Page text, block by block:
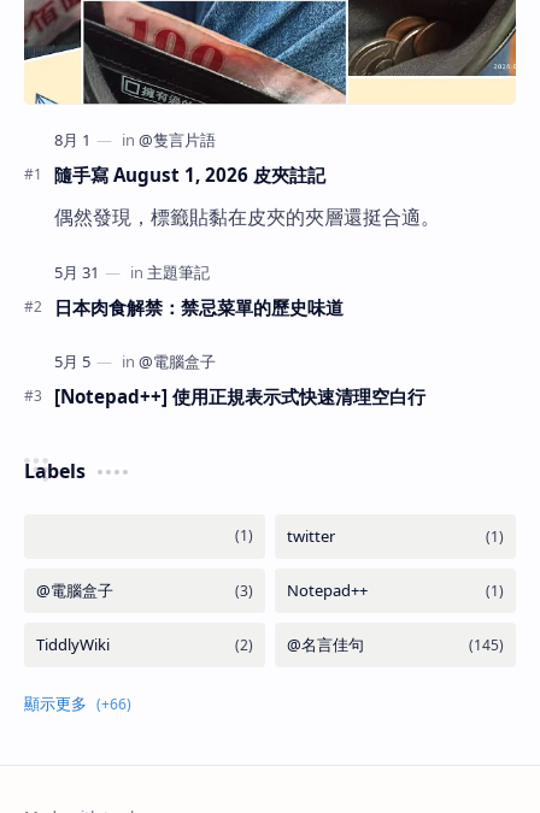
隨手寫 August 1, 2026 皮夾註記
偶然發現，標籤貼黏在皮夾的夾層還挺合適。
日本肉食解禁：禁忌菜單的歷史味道
[Notepad++] 使用正規表示式快速清理空白行
Labels